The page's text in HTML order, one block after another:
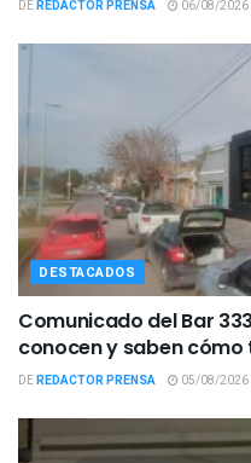
DEREDACTOR PRENSA 06/08/2026
DESTACADOS
Comunicado del Bar
conocen y saben
DEREDACTOR PRENSA 05/08/2026